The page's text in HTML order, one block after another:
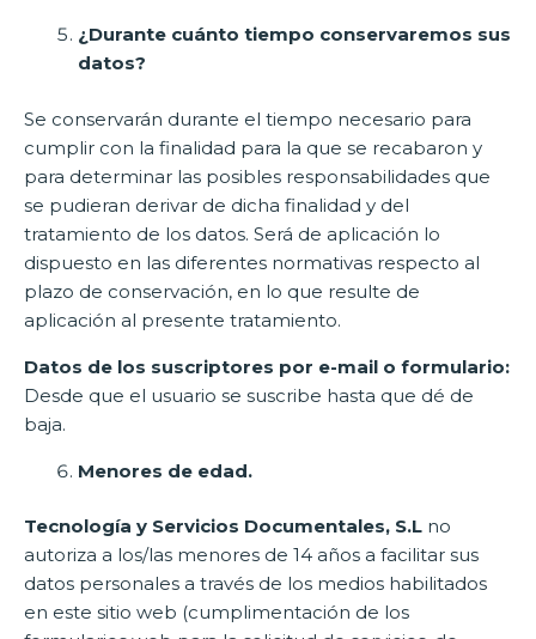
¿Durante cuánto tiempo conservaremos sus
datos?
Se conservarán durante el tiempo necesario para
cumplir con la finalidad para la que se recabaron y
para determinar las posibles responsabilidades que
se pudieran derivar de dicha finalidad y del
tratamiento de los datos. Será de aplicación lo
dispuesto en las diferentes normativas respecto al
plazo de conservación, en lo que resulte de
aplicación al presente tratamiento.
Datos de los suscriptores por e-mail o formulario:
Desde que el usuario se suscribe hasta que dé de
baja.
Menores de edad.
Tecnología y Servicios Documentales, S.L no
autoriza a los/las menores de 14 años a facilitar sus
datos personales a través de los medios habilitados
en este sitio web (cumplimentación de los